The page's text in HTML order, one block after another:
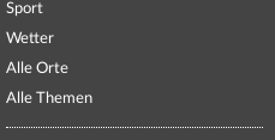
Sport
Wetter
Alle Orte
Alle Themen